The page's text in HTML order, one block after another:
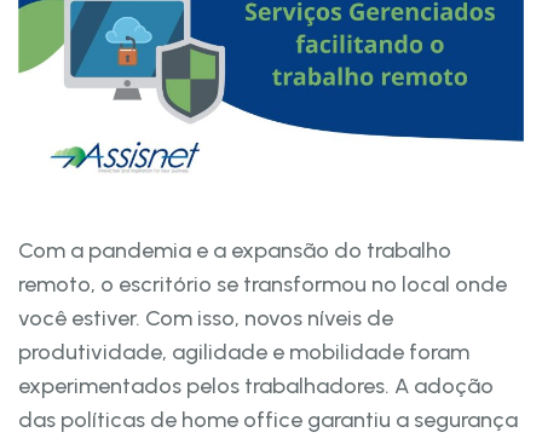
Com a pandemia e a expansão do trabalho
remoto, o escritório se transformou no local onde
você estiver. Com isso, novos níveis de
produtividade, agilidade e mobilidade foram
experimentados pelos trabalhadores. A adoção
das políticas de home office garantiu a segurança